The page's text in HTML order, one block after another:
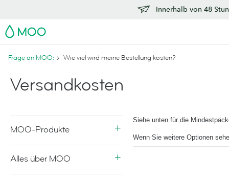
Innerhalb von 48
MOO
Frage an MOO: Wie viel wird meine Bestellung kosten?
Versandkosten
MOO-Produkte
Alles über MOO
Siehe unten für die
Wenn Sie weitere Optionen